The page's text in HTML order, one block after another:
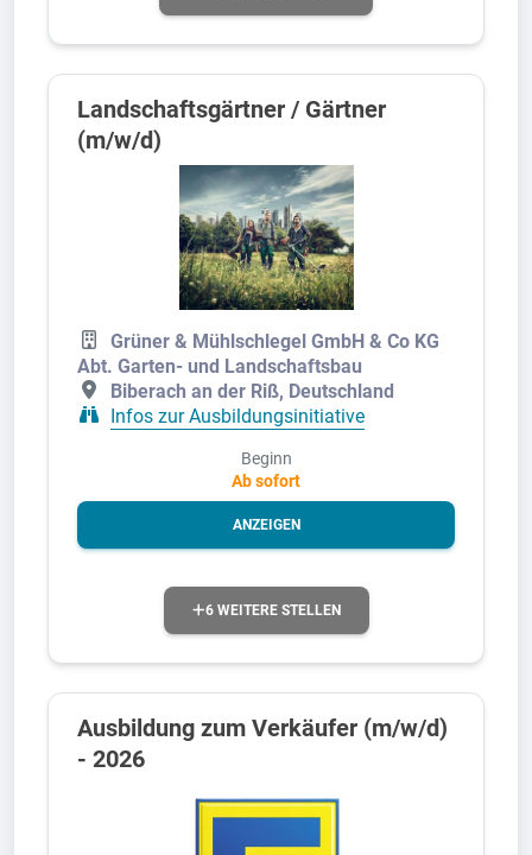
Landschaftsgärtner / Gärtner
(m/w/d)
Grüner & Mühlschlegel GmbH & Co KG
Abt. Garten- und Landschaftsbau
Biberach an der Riß, Deutschland
Infos zur Ausbildungsinitiative
Beginn
Ab sofort
ANZEIGEN
6 WEITERE STELLEN
Ausbildung zum Verkäufer (m/w/d)
- 2026